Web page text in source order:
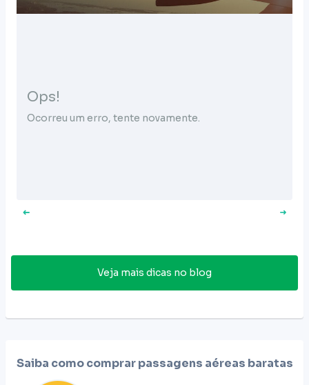
Ops!
Ocorreu um erro, tente novamente.
Veja mais dicas no blog
Saiba como comprar passagens aéreas baratas